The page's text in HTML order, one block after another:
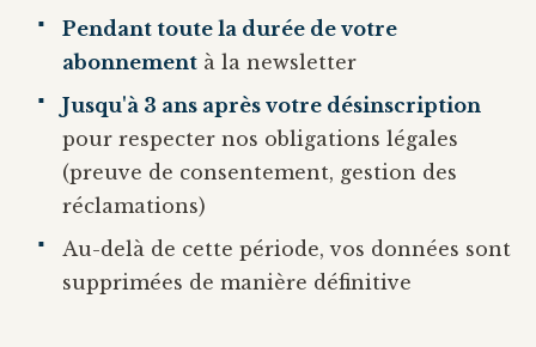
Pendant toute la durée de votre
abonnement à la newsletter
Jusqu'à 3 ans après votre désinscription
pour respecter nos obligations légales
(preuve de consentement, gestion des
réclamations)
Au-delà de cette période, vos données sont
supprimées de manière définitive